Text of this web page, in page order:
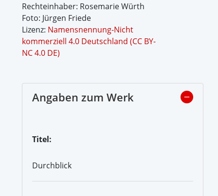
Rechteinhaber: Rosemarie Würth
Foto: Jürgen Friede
Lizenz: Namensnennung-Nicht
kommerziell 4.0 Deutschland (CC BY-
NC 4.0 DE)
Angaben zum Werk
Titel:
Durchblick